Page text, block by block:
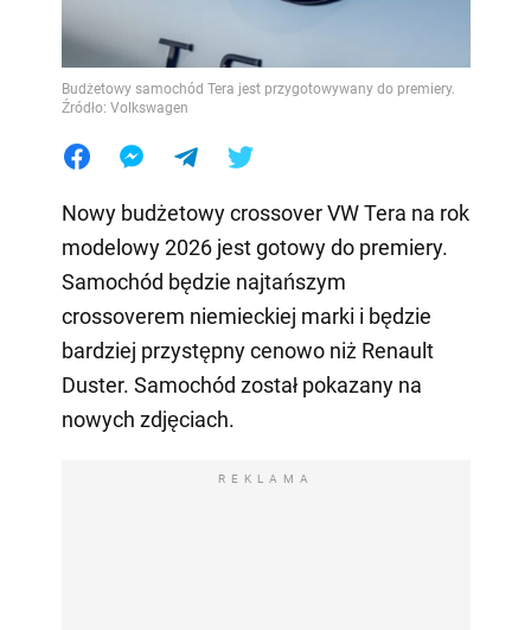
Budżetowy samochód Tera jest przygotowywany do premiery.
Źródło: Volkswagen
Nowy budżetowy crossover VW Tera na rok
modelowy 2026 jest gotowy do premiery.
Samochód będzie najtańszym
crossoverem niemieckiej marki i będzie
bardziej przystępny cenowo niż Renault
Duster. Samochód został pokazany na
nowych zdjęciach.
REKLAMA